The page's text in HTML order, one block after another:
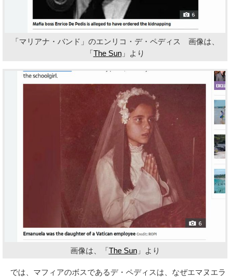
「マリアナ・バンド」のエンリコ・デ・ペディス 画像は、
「 The Sun」より
画像は、「The Sun」より
では、マフィアのボスであるデ・ペディスは、なぜエマヌエラ